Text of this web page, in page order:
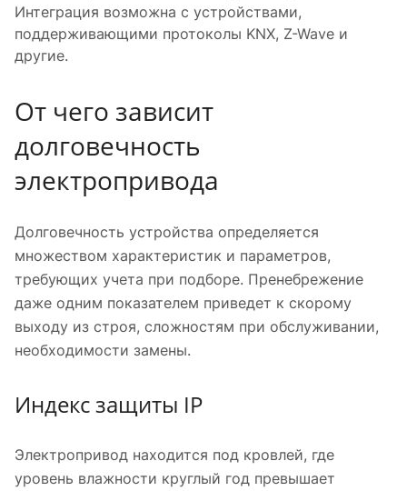
Интеграция возможна с устройствами,
поддерживающими протоколы KNX, Z-Wave и
другие.
От чего зависит
долговечность
электропривода
Долговечность устройства определяется
множеством характеристик и параметров,
требующих учета при подборе. Пренебрежение
даже одним показателем приведет к скорому
выходу из строя, сложностям при обслуживании,
необходимости замены.
Индекс защиты IP
Электропривод находится под кровлей, где
уровень влажности круглый год превышает